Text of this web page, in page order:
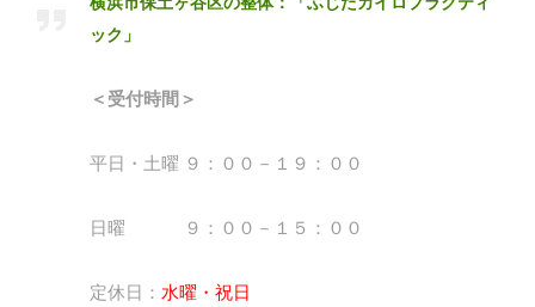
ック」
＜受付時間＞
平日・土曜 ９：００－１９：００
日曜 ９：００－１５：００
定休日： 水曜・祝日